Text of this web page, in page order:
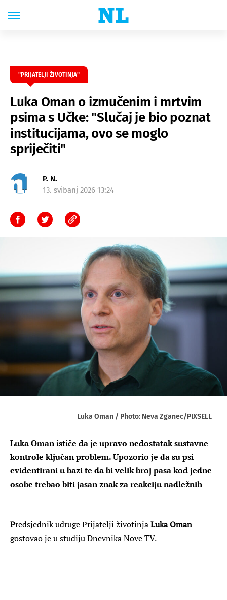
"PRIJATELJI ŽIVOTINJA"
Luka Oman o izmučenim i mrtvim
psima s Učke: "Slučaj je bio poznat
institucijama, ovo se moglo
spriječiti"
P. N.
13. svibanj 2026 13:24
Luka Oman / Photo: Neva Zganec/PIXSELL
Luka Oman ističe da je upravo nedostatak sustavne
kontrole ključan problem. Upozorio je da su psi
evidentirani u bazi te da bi velik broj pasa kod jedne
osobe trebao biti jasan znak za reakciju nadležnih
Predsjednik udruge Prijatelji životinjaLuka Oman
gostovao je u studiju Dnevnika Nove TV.